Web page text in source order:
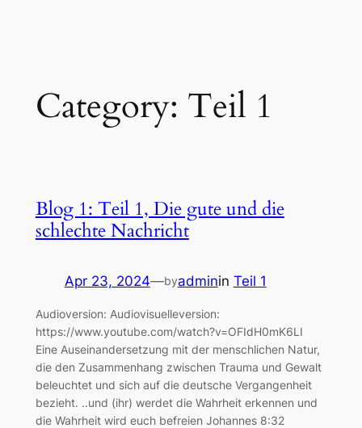
Category: Teil 1
Blog 1: Teil 1, Die gute und die
schlechte Nachricht
Apr 23, 2024—byadminin Teil 1
Audioversion: Audiovisuelleversion:
https://www.youtube.com/watch?v=OFIdH0mK6LI
Eine Auseinandersetzung mit der menschlichen Natur,
die den Zusammenhang zwischen Trauma und Gewalt
beleuchtet und sich auf die deutsche Vergangenheit
bezieht. ..und (ihr) werdet die Wahrheit erkennen und
die Wahrheit wird euch befreien Johannes 8:32